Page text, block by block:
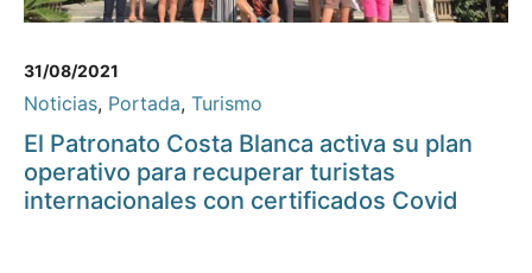
31/08/2021
Noticias, Portada, Turismo
El Patronato Costa Blanca activa su plan
operativo para recuperar turistas
internacionales con certificados Covid